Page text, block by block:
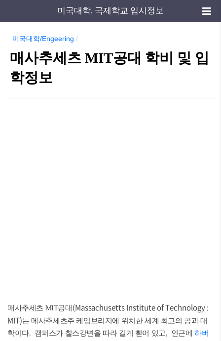
미국대학, 국제학교 입시정보
미국대학/Engeering /
매사추세츠 MIT공대 학비 및 입
학정보
매사추세츠 MIT공대 (Massachusetts Institute of Technology :
MIT)는 메사추세츠주 케임브리지에 위치한 세계 최고의 공과 대
학이다. 캠퍼스가 찰스강변을 따라 길게 뻗어 있고, 인근에하버